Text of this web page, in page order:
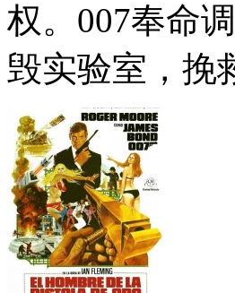
权。007奉命
毁实验室，挽